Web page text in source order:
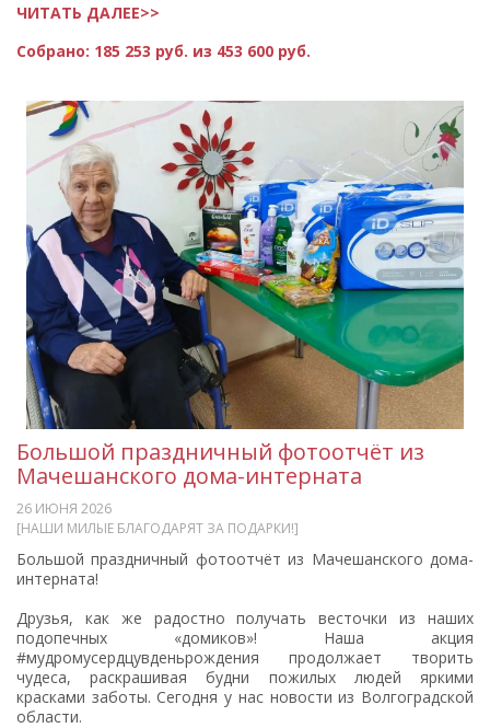
ЧИТАТЬ ДАЛЕЕ>>
Собрано: 185 253 руб. из 453 600 руб.
Большой праздничный фотоотчёт из
Мачешанского дома-интерната
26 ИЮНЯ 2026
[НАШИ МИЛЫЕ БЛАГОДАРЯТ ЗА ПОДАРКИ!]
Большой праздничный фотоотчёт из Мачешанского дома-
интерната!
Друзья, как же радостно получать весточки из наших
подопечных «домиков»! Наша акция
#мудромусердцувденьрождения продолжает творить
чудеса, раскрашивая будни пожилых людей яркими
красками заботы. Сегодня у нас новости из Волгоградской
области.